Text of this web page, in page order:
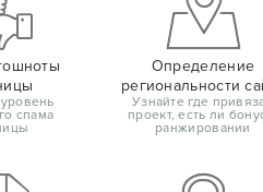
спама
Определение
региональности
Узнайте где
проект, есть ли
ранжировании